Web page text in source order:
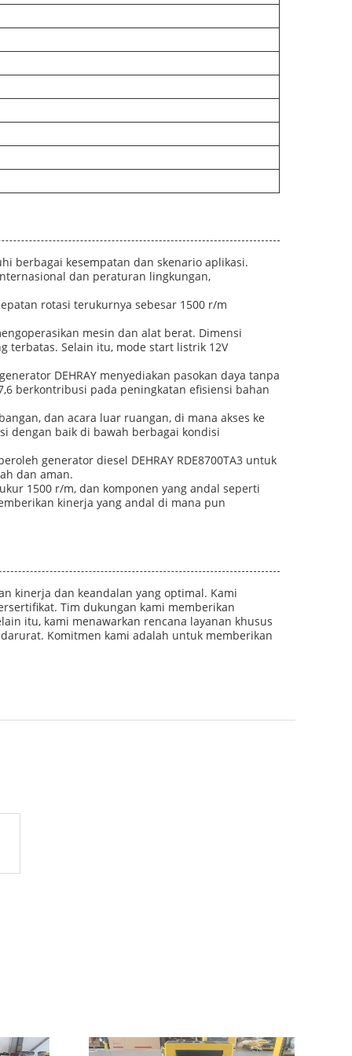
berbagai kesempatan dan skenario aplikasi.
dan peraturan lingkungan,
rotasi terukurnya sebesar 1500 r/m
mesin dan alat berat. Dimensi
terbatas. Selain itu, mode start listrik 12V
DEHRAY menyediakan pasokan daya tanpa
berkontribusi pada peningkatan efisiensi bahan
dan acara luar ruangan, di mana akses ke
dengan baik di bawah berbagai kondisi
generator diesel DEHRAY RDE8700TA3 untuk
dan aman.
1500 r/m, dan komponen yang andal seperti
kinerja yang andal di mana pun
kinerja dan keandalan yang optimal. Kami
Tim dukungan kami memberikan
itu, kami menawarkan rencana layanan khusus
Komitmen kami adalah untuk memberikan